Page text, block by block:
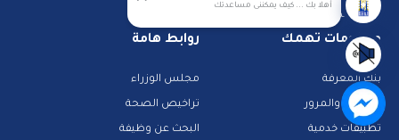
دليل الخدمات الالكترونية
معلومات تهمك
بنك المعرفة
الشرطة والمرور
تطبيقات خدمية
روابط هامة
مجلس الوزراء
تراخيص الصحة
البحث عن وظيفة
أهلا بك ... كيف يمكننى مساعدتك